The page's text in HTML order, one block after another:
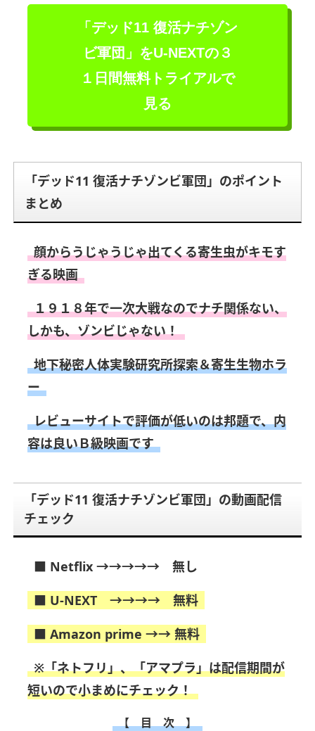
「デッド11 復活ナチゾン
ビ軍団」をU-NEXTの３
１日間無料トライアルで
見る
「デッド11 復活ナチゾンビ軍団」のポイント
まとめ
顔からうじゃうじゃ出てくる寄生虫がキモす
ぎる映画
１９１８年で一次大戦なのでナチ関係ない、
しかも、ゾンビじゃない！
地下秘密人体実験研究所探索＆寄生生物ホラ
ー
レビューサイトで評価が低いのは邦題で、内
容は良いＢ級映画です
「デッド11 復活ナチゾンビ軍団」の動画配信
チェック
■ Netflix →→→→→ 無し
■ U-NEXT →→→→ 無料
■ Amazon prime →→ 無料
※「ネトフリ」、「アマプラ」は配信期間が
短いので小まめにチェック！
【 目 次 】